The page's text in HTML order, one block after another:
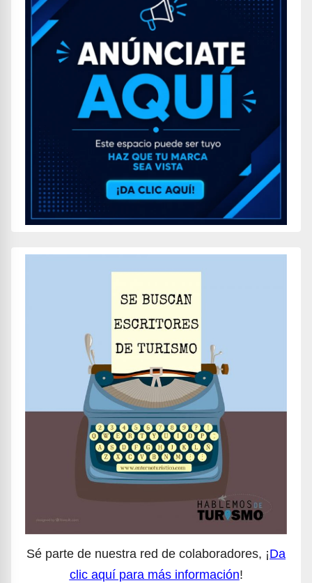
Sé parte de nuestra red de colaboradores, ¡Da
clic aquí para más información!